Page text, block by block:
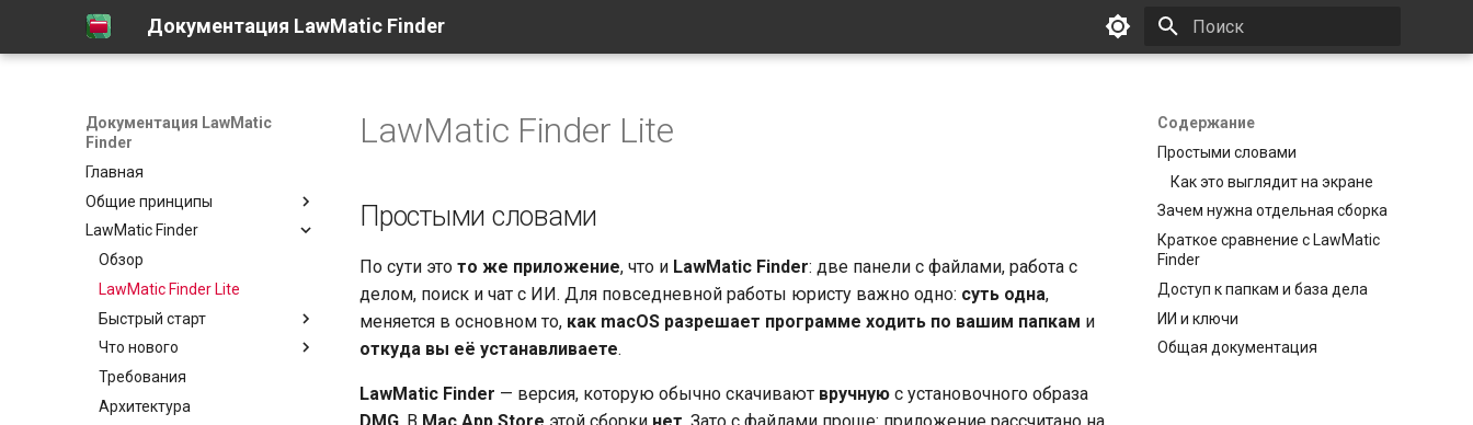
Документация LawMatic Finder
Документация LawMatic
Finder
Главная
Общие принципы
Обзор
«Что нового» и платформы
ИИ — единые настройки
LawMatic Finder
Обзор
LawMatic Finder Lite
Быстрый старт
Установка и первый запуск
(macOS)
Что нового
Сводка
1.0.28 (11.04.2026)
Требования
Архитектура
Содержание
Простыми словами
Как это выглядит на экране
Зачем нужна отдельная сборка
Краткое сравнение с LawMatic
Finder
Доступ к папкам и база дела
ИИ и ключи
Общая документация
LawMatic Finder Lite
Простыми словами
По сути это то же приложение, что и LawMatic Finder: две панели с файлами, работа с
делом, поиск и чат с ИИ. Для повседневной работы юристу важно одно: суть одна,
меняется в основном то, как macOS разрешает программе ходить по вашим папкам и
откуда вы её устанавливаете.
LawMatic Finder — версия, которую обычно скачивают вручную с установочного образа